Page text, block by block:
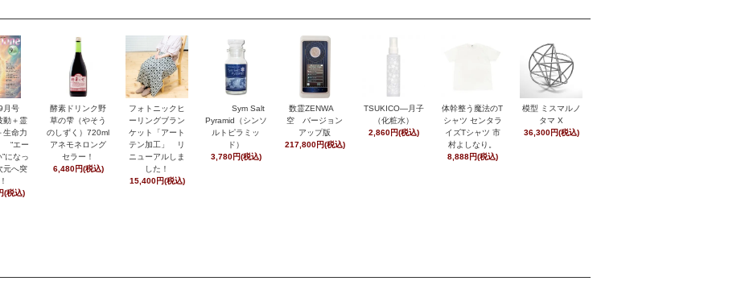
月号
動＋霊
生命力
“エー
になっ
元へ突
(税込)
酵素ドリンク野
草の雫（やそう
のしずく）720ml
アネモネロング
セラー！
6,480円(税込)
フォトニックヒ
ーリングブラン
ケット「アート
テン加工」 リ
ニューアルしま
した！
15,400円(税込)
Sym Salt
Pyramid（シンソ
ルトピラミッ
ド）
3,780円(税込)
数霊ZENWA
空 バージョン
アップ版
217,800円(税込)
TSUKICO―月子
（化粧水）
2,860円(税込)
体幹整う魔法のT
シャツ センタラ
イズTシャツ 市
村よしなり。
8,888円(税込)
模型 ミスマルノ
タマ X
36,300円(税込)